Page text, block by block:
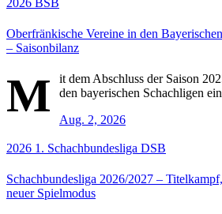
Oberfränkische Vereine in den
– Saisonbilanz
M
it dem Abschluss der Saison
den bayerischen Schachligen
Aug. 2, 2026
2026 1. Schachbundesliga DSB
Schachbundesliga 2026/2027 –
neuer Spielmodus